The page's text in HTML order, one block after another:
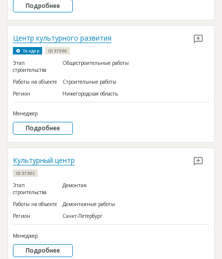
Подробнее
Тендер ID 37390
Центр культурного развития
Этап
строительства
Общестроительные работы
Работы на объекте
Строительные работы
Регион
Нижегородская область
Менеджер
Подробнее
ID 37302
Культурный центр
Этап
строительства
Демонтаж
Работы на объекте
Демонтажные работы
Регион
Санкт-Петербург
Менеджер
Подробнее